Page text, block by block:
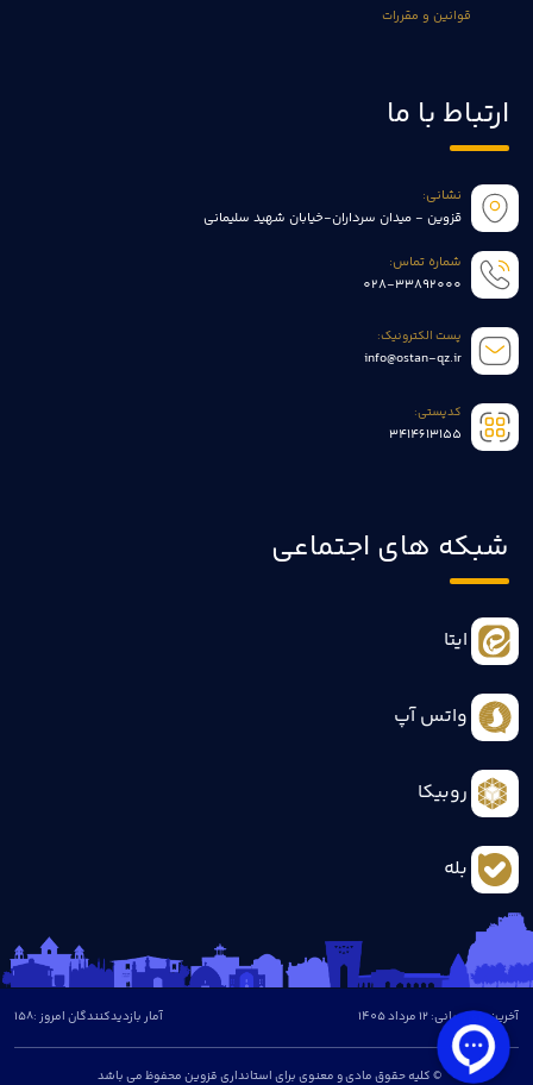
قوانین و مقررات
ارتباط با ما
نشانی:
قزوین - میدان سرداران-خیابان شهید سلیمانی
شماره تماس:
028-33892000
پست الکترونیک:
info@ostan-qz.ir
کدپستی:
3414613155
شبکه های اجتماعی
ایتا
واتس آپ
روبیکا
بله
آخرین بروزرسانی: 12 مرداد 1405
© کلیه حقوق مادی و معنوی برای استانداری قزوین محفوظ می باشد
آمار بازدیدکنندگان امروز :158